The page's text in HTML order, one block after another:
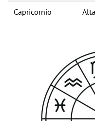
Capricornio Alta